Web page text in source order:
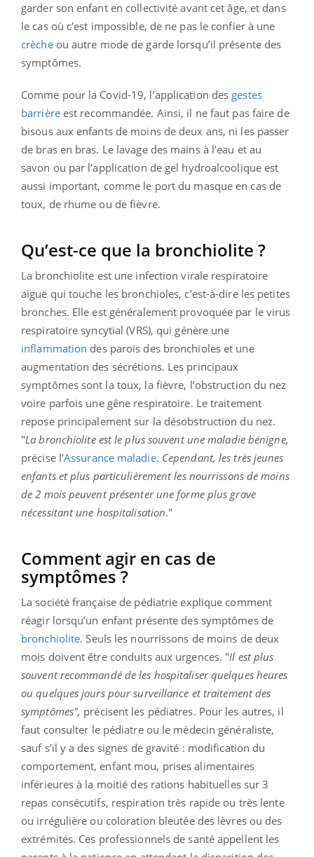
garder son enfant en collectivité avant cet âge, et dans
le cas où c'est impossible, de ne pas le confier à une
crècheou autre mode de garde lorsqu’il présente des
symptômes.
Comme pour la Covid-19, l’application des gestes
barrièreest recommandée. Ainsi, il ne faut pas faire de
bisous aux enfants de moins de deux ans, ni les passer
de bras en bras. Le lavage des mains à l’eau et au
savon ou par l’application de gel hydroalcoolique est
aussi important, comme le port du masque en cas de
toux, de rhume ou de fièvre.
Qu’est-ce que la bronchiolite ?
La bronchiolite est une infection virale respiratoire
aiguë qui touche les bronchioles, c’est-à-dire les petites
bronches. Elle est généralement provoquée par le virus
respiratoire syncytial (VRS), qui génère une
inflammation des parois des bronchioles et une
augmentation des sécrétions. Les principaux
symptômes sont la toux, la fièvre, l’obstruction du nez
voire parfois une gêne respiratoire. Le traitement
repose principalement sur la désobstruction du nez.
"La bronchiolite est le plus souvent une maladie bénigne,
précise l’Assurance maladie. Cependant, les très jeunes
enfants et plus particulièrement les nourrissons de moins
de 2 mois peuvent présenter une forme plus grave
nécessitant une hospitalisation."
Comment agir en cas de
symptômes ?
La société française de pédiatrie explique comment
réagir lorsqu’un enfant présente des symptômes de
bronchiolite. Seuls les nourrissons de moins de deux
mois doivent être conduits aux urgences. "Il est plus
souvent recommandé de les hospitaliser quelques heures
ou quelques jours pour surveillance et traitement des
symptômes", précisent les pédiatres. Pour les autres, il
faut consulter le pédiatre ou le médecin généraliste,
sauf s’il y a des signes de gravité : modification du
comportement, enfant mou, prises alimentaires
inférieures à la moitié des rations habituelles sur 3
repas consécutifs, respiration très rapide ou très lente
ou irrégulière ou coloration bleutée des lèvres ou des
extrémités. Ces professionnels de santé appellent les